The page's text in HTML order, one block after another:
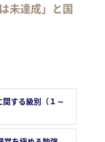
未達成」と国
する級別（１～